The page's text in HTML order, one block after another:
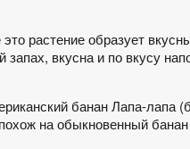
растение образует
вкусна и по вкусу
банан Лапа-лапа
на обыкновенный